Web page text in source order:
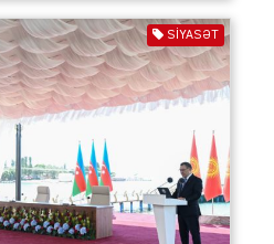
SIYASƏT